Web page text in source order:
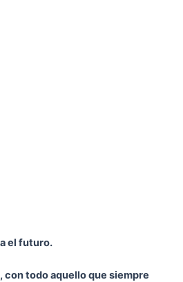
el futuro.
todo aquello que siempre